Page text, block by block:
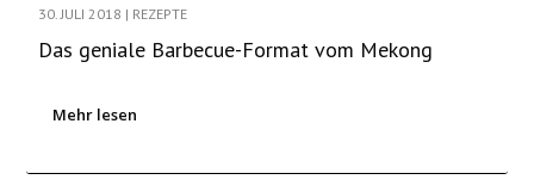
30. JULI 2018 | REZEPTE
Das geniale Barbecue-Format vom Mekong
Mehr lesen